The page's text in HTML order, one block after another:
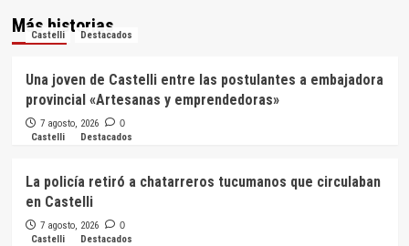
Más historias
Castelli Destacados
Una joven de Castelli entre las postulantes a embajadora
provincial «Artesanas y emprendedoras»
7 agosto, 2026 0
Castelli Destacados
La policía retiró a chatarreros tucumanos que circulaban
en Castelli
7 agosto, 2026 0
Castelli Destacados